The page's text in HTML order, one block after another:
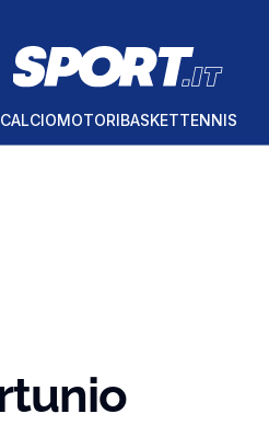
CALCIOMOTORIBASKETTENNIS